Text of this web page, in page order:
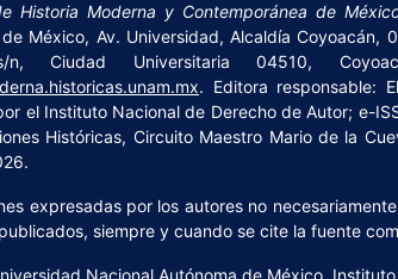
Historia Moderna y Contemporánea de
México, Av. Universidad, Alcaldía
n, Ciudad Universitaria 04510,
. Editora responsable:
el Instituto Nacional de Derecho de Autor; e-
Históricas, Circuito Maestro Mario de la
expresadas por los autores no
siempre y cuando se cite la fuente